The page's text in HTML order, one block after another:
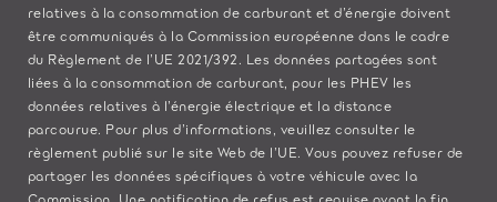
relatives à la consommation de carburant et d’énergie doivent
être communiqués à la Commission européenne dans le cadre
du Règlement de l’UE 2021/392. Les données partagées sont
liées à la consommation de carburant, pour les PHEV les
données relatives à l’énergie électrique et la distance
parcourue. Pour plus d’informations, veuillez consulter le
règlement publié sur le site Web de l’UE . Vous pouvez refuser de
partager les données spécifiques à votre véhicule avec la
Commission. Une notification de refus est requise avant la fin